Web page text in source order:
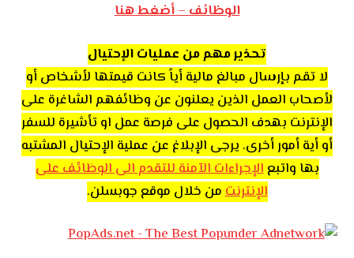
الوظائف – أضغط هنا
تحذير مهم من عمليات الإحتيال
لا تقم بإرسال مبالغ مالية أياً كانت قيمتها لأشخاص أو
لأصحاب العمل الذين يعلنون عن وظائفهم الشاغرة على
الإنترنت بهدف الحصول على فرصة عمل او تأشيرة للسفر
أو أية أمور أخرى. يرجى الإبلاغ عن عملية الإحتيال المشتبه
بها واتبعالإجراءات الآمنة للتقدم الى الوظائف على
الإنترنتمن خلال موقع جوبسلن.